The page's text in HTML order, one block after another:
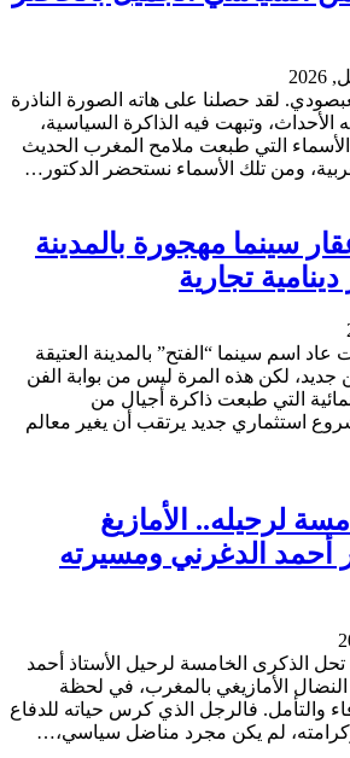
لقد حصلنا على هاته الصورة الناذرة
وتبهت فيه الذاكرة السياسية،
التي طبعت ملامح المغرب الحديث
ومن تلك الأسماء نستحضر الدكتور…
سينما مهجورة بالمدينة
تجارية
عاد اسم سينما “الفتح” بالمدينة العتيقة
جديد، لكن هذه المرة ليس من بوابة الفن
التي طبعت ذاكرة أجيال من
استثماري جديد يرتقب أن يغير معالم
لرحيله.. الأمازيغ
الدغرني ومسيرته
تحل الذكرى الخامسة لرحيل الأستاذ أحمد
النضال الأمازيغي بالمغرب، في لحظة
والتأمل. فالرجل الذي كرس حياته للدفاع
وكرامته، لم يكن مجرد مناضل سياسي،…